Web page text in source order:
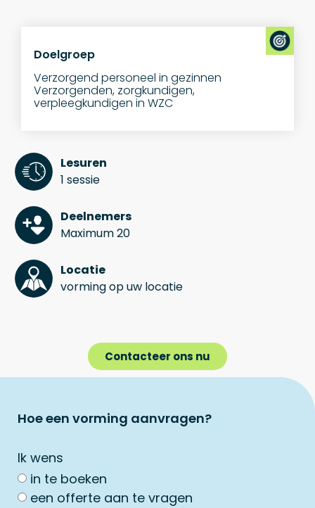
Doelgroep
Verzorgend personeel in gezinnen
Verzorgenden, zorgkundigen,
verpleegkundigen in WZC
Lesuren
1 sessie
Deelnemers
Maximum 20
Locatie
vorming op uw locatie
Contacteer ons nu
Hoe een vorming aanvragen?
Ik wens
in te boeken
een offerte aan te vragen